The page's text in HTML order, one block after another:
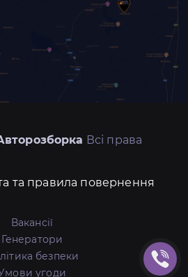
Всі права
та правила повернення
Вакансії
Генератори
безпеки
угоди